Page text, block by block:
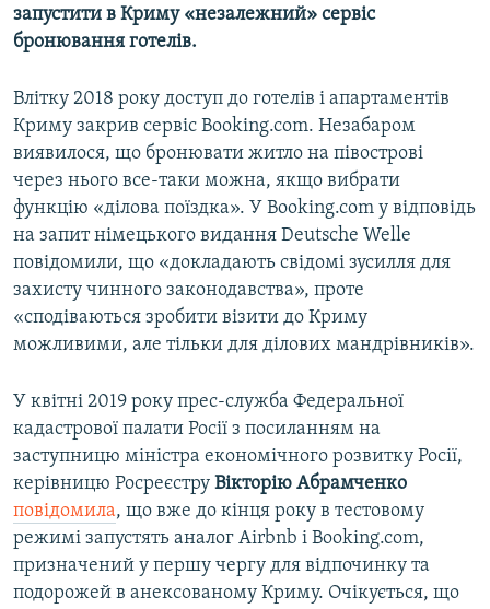
запустити в Криму «незалежний» сервіс
бронювання готелів.
Влітку 2018 року доступ до готелів і апартаментів
Криму закрив сервіс Booking.com. Незабаром
виявилося, що бронювати житло на півострові
через нього все-таки можна, якщо вибрати
функцію «ділова поїздка». У Booking.com у відповідь
на запит німецького видання Deutsche Welle
повідомили, що «докладають свідомі зусилля для
захисту чинного законодавства», проте
«сподіваються зробити візити до Криму
можливими, але тільки для ділових мандрівників».
У квітні 2019 року прес-служба Федеральної
кадастрової палати Росії з посиланням на
заступницю міністра економічного розвитку Росії,
керівницю Росреєстру Вікторію Абрамченко
повідомила, що вже до кінця року в тестовому
режимі запустять аналог Airbnb і Booking.com,
призначений у першу чергу для відпочинку та
подорожей в анексованому Криму. Очікується, що